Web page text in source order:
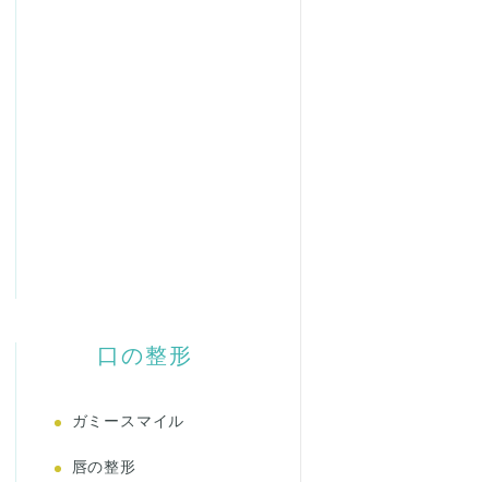
口の整形
ガミースマイル
唇の整形